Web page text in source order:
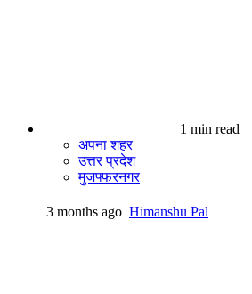
1 min read
अपना शहर
उत्तर प्रदेश
मुजफ्फरनगर
3 months ago Himanshu Pal